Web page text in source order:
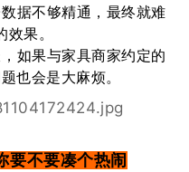
据不够精通，最终就难
果。
如果与家具商家约定的
也会是大麻烦。
要不要凑个热闹